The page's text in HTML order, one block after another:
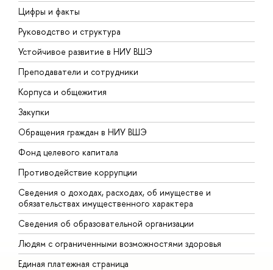
Цифры и факты
Руководство и структура
Устойчивое развитие в НИУ ВШЭ
Преподаватели и сотрудники
Корпуса и общежития
Закупки
Обращения граждан в НИУ ВШЭ
Фонд целевого капитала
Противодействие коррупции
Сведения о доходах, расходах, об имуществе и
обязательствах имущественного характера
Сведения об образовательной организации
Людям с ограниченными возможностями здоровья
Единая платежная страница